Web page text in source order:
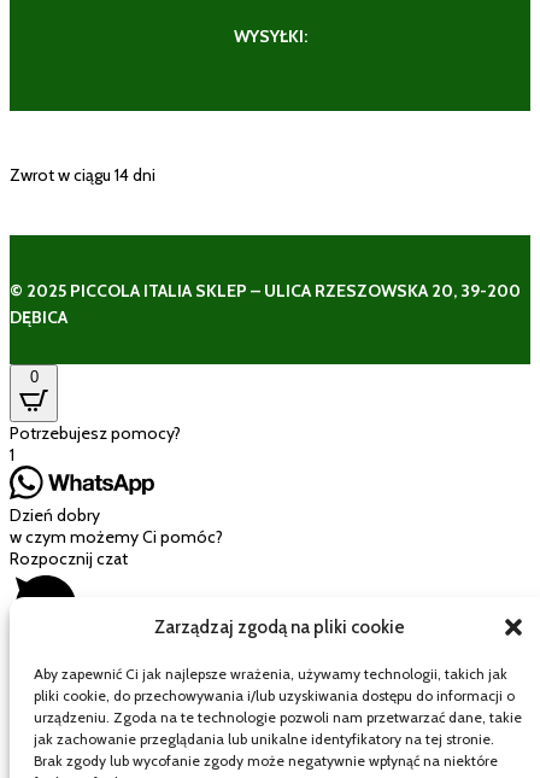
Zarządzaj zgodą na pliki cookie
Aby zapewnić Ci jak najlepsze wrażenia, używamy technologii, takich jak
pliki cookie, do przechowywania i/lub uzyskiwania dostępu do informacji o
urządzeniu. Zgoda na te technologie pozwoli nam przetwarzać dane, takie
jak zachowanie przeglądania lub unikalne identyfikatory na tej stronie.
Brak zgody lub wycofanie zgody może negatywnie wpłynąć na niektóre
WYSYŁKI:
Zwrot w ciągu 14 dni
© 2025 PICCOLA ITALIA SKLEP – ULICA RZESZOWSKA 20, 39-200
DĘBICA
0
Potrzebujesz pomocy?
1
Dzień dobry
w czym możemy Ci pomóc?
Rozpocznij czat
Mój wózek